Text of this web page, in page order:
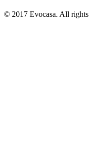
© 2017 Evocasa. All